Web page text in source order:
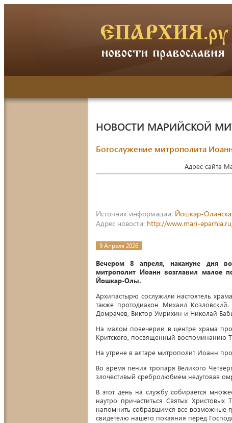
НОВОСТИ МАРИЙСКОЙ
Богослужение митрополита
Адрес сайта
Источник информации: Йошкар-
Адрес новости: http://www.mari-
9 Апреля 2026
Вечером 8 апреля, накануне дня
митрополит Иоанн возглавил малое
Йошкар-Олы.
Архипастырю сослужили настоятель
также протодиакон Михаил
Домрачев, Виктор Умрихин и Николай
На малом повечерии в центре храма
Критского, посвященный воспоминанию
На утрене в алтаре митрополит Иоанн
Во время пения тропаря Великого
злочестивый сребролюбием недуговав
В этот день на службу собирается
наутро причаститься Святых
напомнить собравшимся все возможные
свидетелю нашего покаяния перед